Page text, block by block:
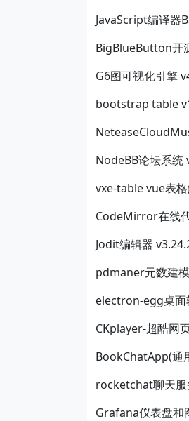
JavaScript编译器
BigBlueButton开
G6图可视化引擎
bootstrap table
NodeBB论坛系统
vxe-table vue表
CodeMirror在线
Jodit编辑器
pdmaner元数建
electron-egg桌面
CKplayer-超酷网
BookChatApp(通
rocketchat聊天服
Grafana仪表盘和